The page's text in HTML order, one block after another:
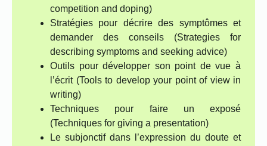
competition and doping)
Stratégies pour décrire des symptômes et
demander des conseils (Strategies for
describing symptoms and seeking advice)
Outils pour développer son point de vue à
l’écrit (Tools to develop your point of view in
writing)
Techniques pour faire un exposé
(Techniques for giving a presentation)
Le subjonctif dans l’expression du doute et